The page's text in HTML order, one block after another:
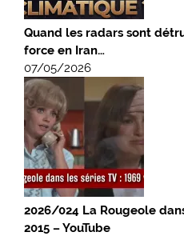
Quand les radars sont
force en Iran…
07/05/2026
2026/024 La Rougeole
2015 – YouTube